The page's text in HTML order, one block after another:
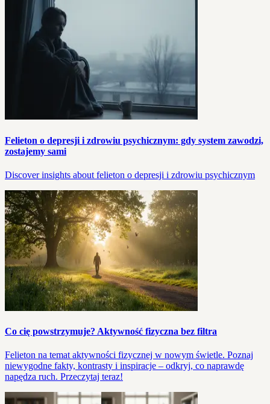
Felieton o depresji i zdrowiu psychicznym: gdy system zawodzi,
zostajemy sami
Discover insights about felieton o depresji i zdrowiu psychicznym
Co cię powstrzymuje? Aktywność fizyczna bez filtra
Felieton na temat aktywności fizycznej w nowym świetle. Poznaj
niewygodne fakty, kontrasty i inspiracje – odkryj, co naprawdę
napędza ruch. Przeczytaj teraz!